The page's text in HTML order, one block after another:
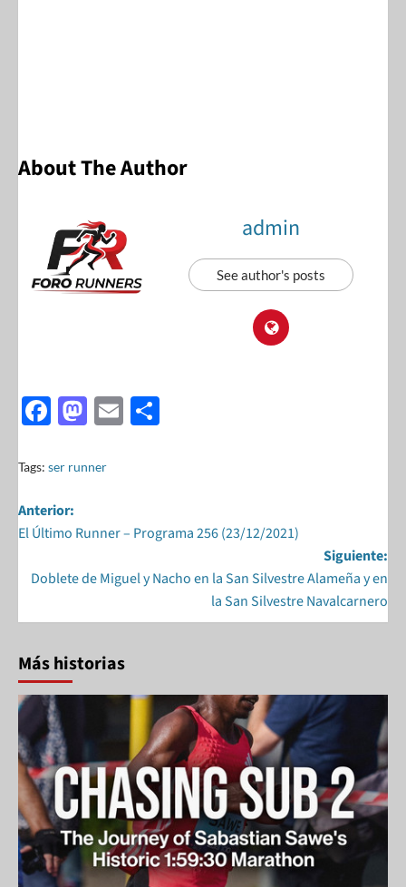
About The Author
admin
See author's posts
F
e
b
o
k
M
to
o
E
Tags: ser runner
Anterior:
El Último Runner – Programa 256 (23/12/2021)
Siguiente:
Doblete de Miguel y Nacho en la San Silvestre Alameña y en
la San Silvestre Navalcarnero
Más historias